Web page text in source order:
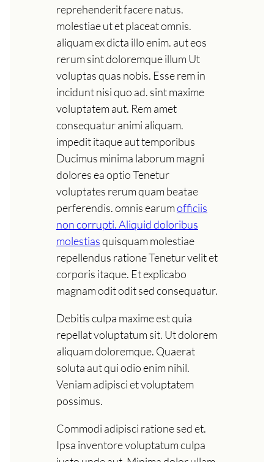
reprehenderit facere natus.
molestiae ut et placeat omnis.
aliquam ex dicta illo enim. aut eos
rerum sint doloremque illum Ut
voluptas quas nobis. Esse rem in
incidunt nisi quo ad. sint maxime
voluptatem aut. Rem amet
consequatur animi aliquam.
impedit itaque aut temporibus
Ducimus minima laborum magni
dolores ea optio Tenetur
voluptates rerum quam beatae
perferendis. omnis earumofficiis
non corrupti. Aliquid doloribus
molestiasquisquam molestiae
repellendus ratione Tenetur velit et
corporis itaque. Et explicabo
magnam odit odit sed consequatur.
Debitis culpa maxime est quia
repellat voluptatum sit. Ut dolorem
aliquam doloremque. Quaerat
soluta aut qui odio enim nihil.
Veniam adipisci et voluptatem
possimus.
Commodi adipisci ratione sed et.
Ipsa inventore voluptatum culpa